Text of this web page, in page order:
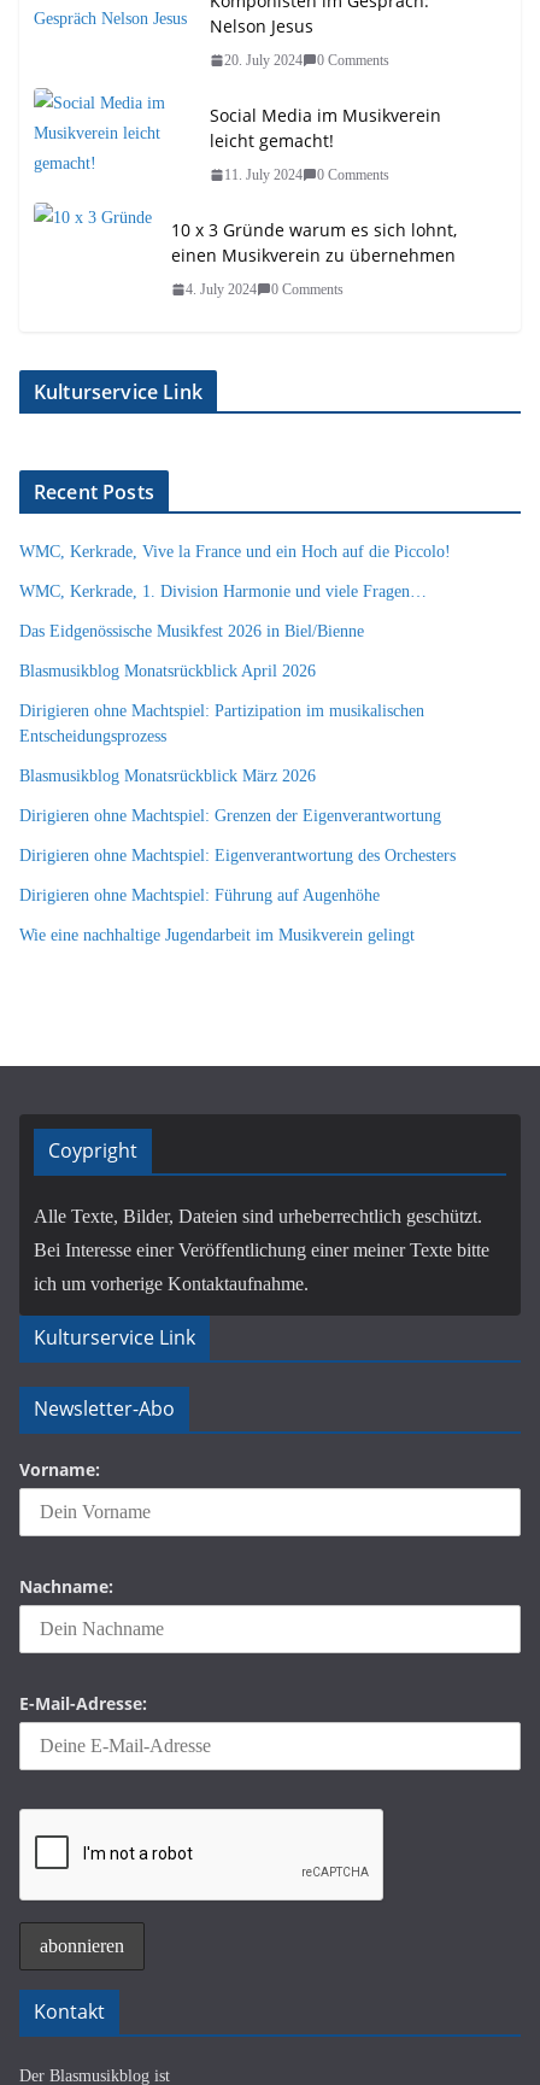
Nelson Jesus
20. July 2024 0 Comments
Social Media im Musikverein
leicht gemacht!
11. July 2024 0 Comments
10 x 3 Gründe warum es sich lohnt,
einen Musikverein zu übernehmen
4. July 2024 0 Comments
Kulturservice Link
Recent Posts
WMC, Kerkrade, Vive la France und ein Hoch auf die Piccolo!
WMC, Kerkrade, 1. Division Harmonie und viele Fragen…
Das Eidgenössische Musikfest 2026 in Biel/Bienne
Blasmusikblog Monatsrückblick April 2026
Dirigieren ohne Machtspiel: Partizipation im musikalischen
Entscheidungsprozess
Blasmusikblog Monatsrückblick März 2026
Dirigieren ohne Machtspiel: Grenzen der Eigenverantwortung
Dirigieren ohne Machtspiel: Eigenverantwortung des Orchesters
Dirigieren ohne Machtspiel: Führung auf Augenhöhe
Wie eine nachhaltige Jugendarbeit im Musikverein gelingt
Coypright
Alle Texte, Bilder, Dateien sind urheberrechtlich geschützt.
Bei Interesse einer Veröffentlichung einer meiner Texte bitte
ich um vorherige Kontaktaufnahme.
Kulturservice Link
Newsletter-Abo
Vorname:
Nachname:
E-Mail-Adresse:
Kontakt
Der Blasmusikblog ist